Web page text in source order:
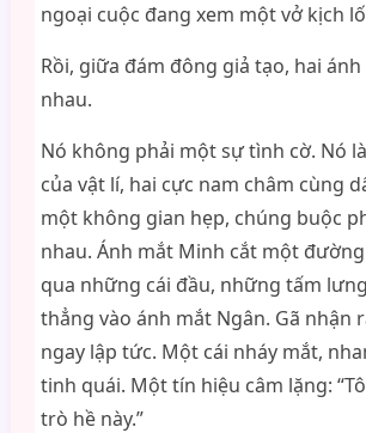
ngoại cuộc đang xem một vở kịch
Rồi, giữa đám đông giả tạo, hai
nhau.
Nó không phải một sự tình cờ. Nó
của vật lí, hai cực nam châm cùng
một không gian hẹp, chúng buộc
nhau. Ánh mắt Minh cắt một
qua những cái đầu, những tấm
thẳng vào ánh mắt Ngân. Gã nhận
ngay lập tức. Một cái nháy mắt,
tinh quái. Một tín hiệu câm lặng:
trò hề này.”